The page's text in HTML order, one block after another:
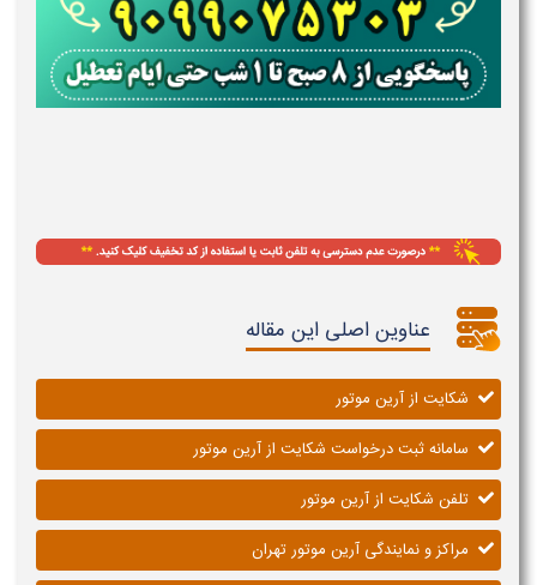
عناوین اصلی این مقاله
شکایت از آرین موتور
سامانه ثبت درخواست شکایت از آرین موتور
تلفن شکایت از آرین موتور
مراکز و نمایندگی آرین موتور تهران